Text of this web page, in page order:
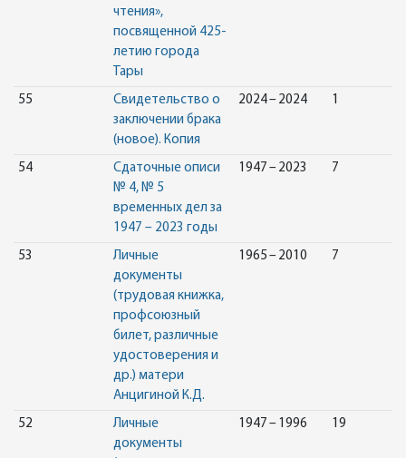
чтения»,
посвященной 425-
летию города
Тары
55
Свидетельство о
заключении брака
(новое). Копия
2024 – 2024 1
54
Сдаточные описи
№ 4, № 5
временных дел за
1947 – 2023 годы
1947 – 2023 7
53
Личные
документы
(трудовая книжка,
профсоюзный
билет, различные
удостоверения и
др.) матери
Анцигиной К.Д.
1965 – 2010 7
52
Личные
документы
1947 – 1996 19